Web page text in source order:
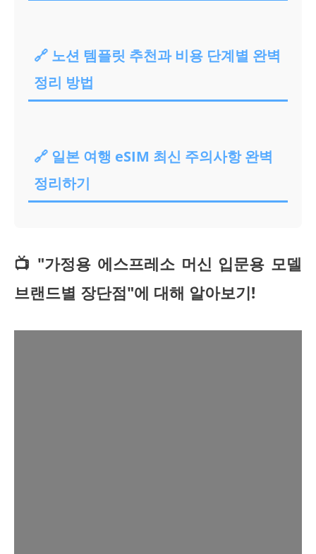
🔗 노션 템플릿 추천과 비용 단계별 완벽
정리 방법
🔗 일본 여행 eSIM 최신 주의사항 완벽
정리하기
📺 "가정용 에스프레소 머신 입문용 모델
브랜드별 장단점"에 대해 알아보기!